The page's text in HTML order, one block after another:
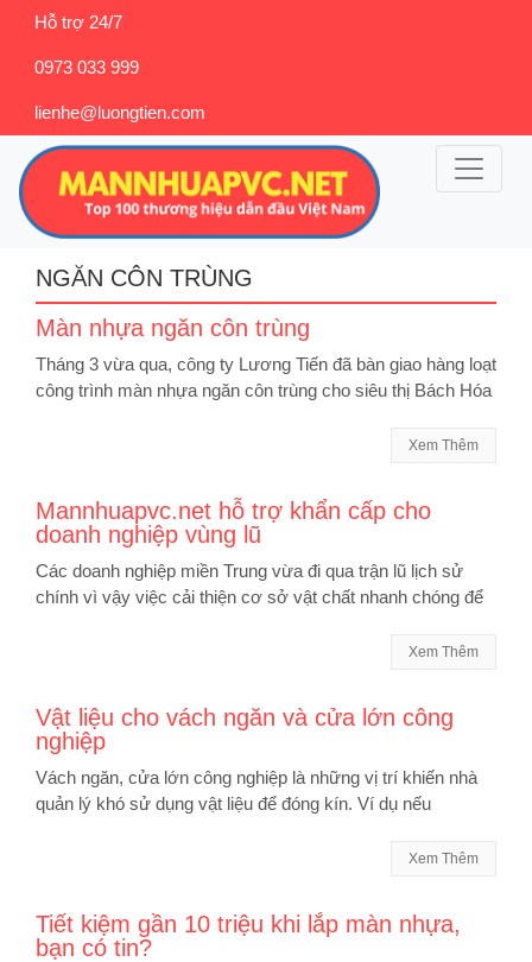
Hỗ trợ 24/7
0973 033 999
lienhe@luongtien.com
NGĂN CÔN TRÙNG
Màn nhựa ngăn côn trùng
Tháng 3 vừa qua, công ty Lương Tiến đã bàn giao hàng loạt
công trình màn nhựa ngăn côn trùng cho siêu thị Bách Hóa
Xem Thêm
Mannhuapvc.net hỗ trợ khẩn cấp cho
doanh nghiệp vùng lũ
Các doanh nghiệp miền Trung vừa đi qua trận lũ lịch sử
chính vì vậy việc cải thiện cơ sở vật chất nhanh chóng để
Xem Thêm
Vật liệu cho vách ngăn và cửa lớn công
nghiệp
Vách ngăn, cửa lớn công nghiệp là những vị trí khiến nhà
quản lý khó sử dụng vật liệu để đóng kín. Ví dụ nếu
Xem Thêm
Tiết kiệm gần 10 triệu khi lắp màn nhựa,
bạn có tin?